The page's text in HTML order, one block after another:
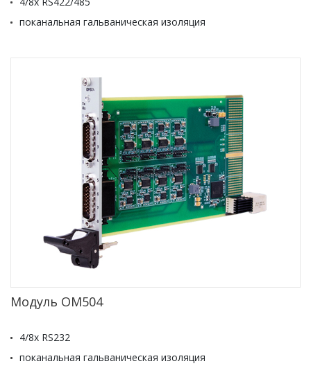
поканальная гальваническая изоляция
Модуль OM504
4/8х RS232
поканальная гальваническая изоляция